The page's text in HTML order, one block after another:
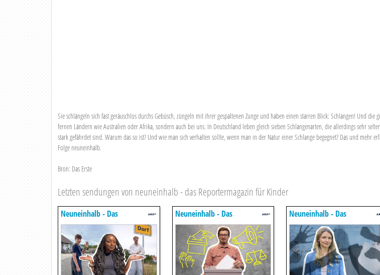
Sie schlängeln sich fast geräuschlos durchs Gebüsch, züngeln mit ihrer gespaltenen Zunge und haben einen starren Blick: Schlangen! Und die
fernen Ländern wie Australien oder Afrika, sondern auch bei uns. In Deutschland leben gleich sieben Schlangenarten, die allerdings sehr
stark gefährdet sind. Warum das so ist? Und wie man sich verhalten sollte, wenn man in der Natur einer Schlange begegnet? Das und mehr
Folge neuneinhalb.
Bron: Das Erste
Letzten sendungen von neuneinhalb - das Reportermagazin für Kinder
Neuneinhalb - Das
Reportermagazin Für Kinder
Neuneinhalb - Das
Reportermagazin Für Kinder
Neuneinhalb - Das
Reportermagazin Für Kinder